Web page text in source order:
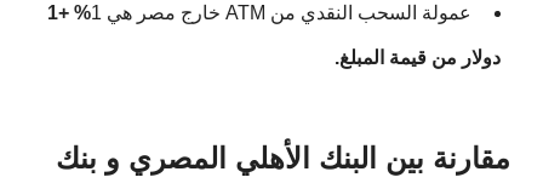
عمولة السحب النقدي من ATM خارج مصر هي 1 % +1
دولار من قيمة المبلغ.
مقارنة بين البنك الأهلي المصري و بنك